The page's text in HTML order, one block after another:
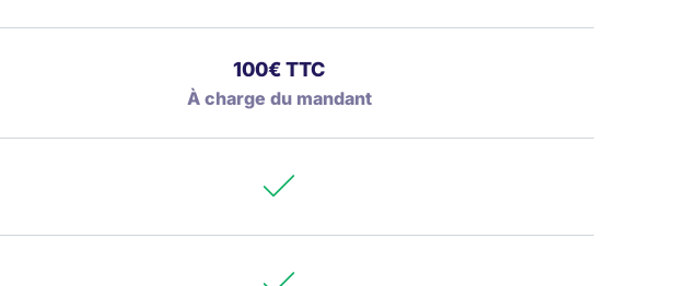
100€ TTC
À charge du mandant